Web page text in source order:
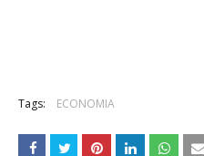
Tags: ECONOMIA